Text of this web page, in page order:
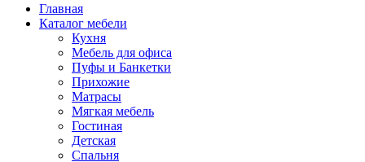
Главная
Каталог мебели
Кухня
Мебель для офиса
Пуфы и Банкетки
Прихожие
Матрасы
Мягкая мебель
Гостиная
Детская
Спальня